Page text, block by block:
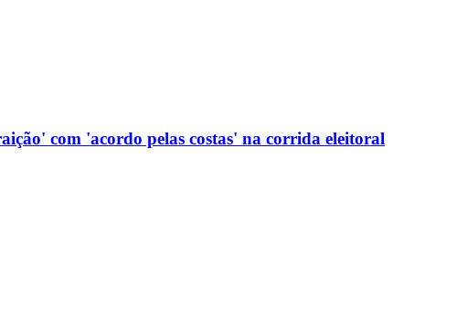
com 'acordo pelas costas' na corrida eleitoral